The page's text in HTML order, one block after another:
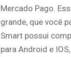
Mercado Pago.
grande, que você
Smart possui
para Android e